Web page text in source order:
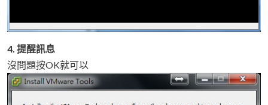
4. 提醒訊息
沒問題按OK就可以